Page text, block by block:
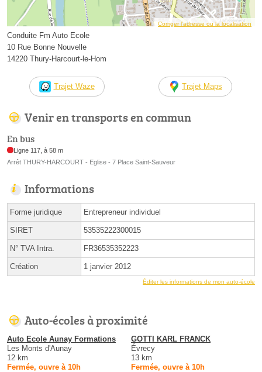
Corriger l’adresse ou la localisation
Conduite Fm Auto Ecole
10 Rue Bonne Nouvelle
14220 Thury-Harcourt-le-Hom
Trajet Waze Trajet Maps
Venir en transports en commun
En bus
Ligne 117, à 58 m
Arrêt THURY-HARCOURT - Eglise - 7 Place Saint-Sauveur
Informations
Forme juridique Entrepreneur individuel
SIRET 53535222300015
N° TVA Intra. FR36535352223
Création 1 janvier 2012
Éditer les informations de mon auto-école
Auto-écoles à proximité
Auto Ecole Aunay Formations
Les Monts d'Aunay
12 km
Fermée, ouvre à 10h
GOTTI KARL FRANCK
Évrecy
13 km
Fermée, ouvre à 10h